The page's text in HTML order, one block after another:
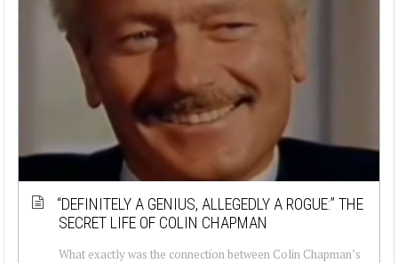
“DEFINITELY A GENIUS, ALLEGEDLY A ROGUE:” THE
SECRET LIFE OF COLIN CHAPMAN
What exactly was the connection between Colin Chapman’s